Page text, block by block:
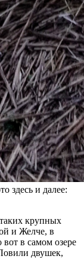
здесь и далее:
крупных
и Желче, в
в самом озере
двушек,